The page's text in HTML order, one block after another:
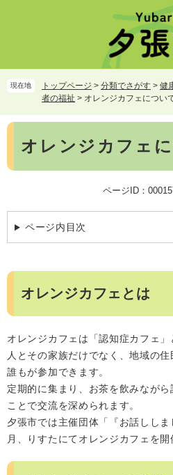
頭
で
飛
ば
て
へ
現在地 トップページ > 分類でさがす > 健
者の福祉 > オレンジカフェについ
本
オレンジカフェ
ページID：
ページ内目次
オレンジカフェとは
オレンジカフェは「認知症カフェ
人とその家族だけでなく、地域の
誰もが参加できます。
定期的に集まり、お茶を飲みなが
ことで交流を深められます。
夕張市では主催団体「『お話しし
月、りすたにてオレンジカフェを開